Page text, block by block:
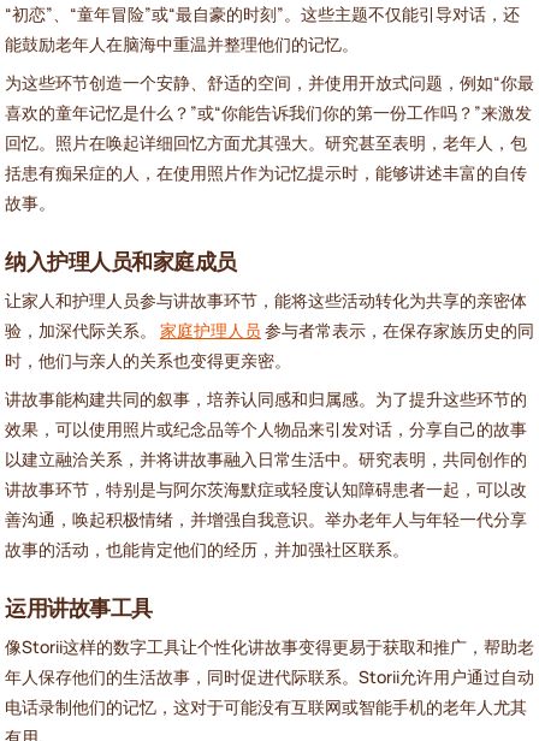
“初恋”、“童年冒险”或“最自豪的时刻”。这些主题不仅能引导对话，还
能鼓励老年人在脑海中重温并整理他们的记忆。
为这些环节创造一个安静、舒适的空间，并使用开放式问题，例如“你最
喜欢的童年记忆是什么？”或“你能告诉我们你的第一份工作吗？”来激发
回忆。照片在唤起详细回忆方面尤其强大。研究甚至表明，老年人，包
括患有痴呆症的人，在使用照片作为记忆提示时，能够讲述丰富的自传
故事。
纳入护理人员和家庭成员
让家人和护理人员参与讲故事环节，能将这些活动转化为共享的亲密体
验，加深代际关系。 家庭护理人员 参与者常表示，在保存家族历史的同
时，他们与亲人的关系也变得更亲密。
讲故事能构建共同的叙事，培养认同感和归属感。为了提升这些环节的
效果，可以使用照片或纪念品等个人物品来引发对话，分享自己的故事
以建立融洽关系，并将讲故事融入日常生活中。研究表明，共同创作的
讲故事环节，特别是与阿尔茨海默症或轻度认知障碍患者一起，可以改
善沟通，唤起积极情绪，并增强自我意识。举办老年人与年轻一代分享
故事的活动，也能肯定他们的经历，并加强社区联系。
运用讲故事工具
像Storii这样的数字工具让个性化讲故事变得更易于获取和推广，帮助老
年人保存他们的生活故事，同时促进代际联系。Storii允许用户通过自动
电话录制他们的记忆，这对于可能没有互联网或智能手机的老年人尤其